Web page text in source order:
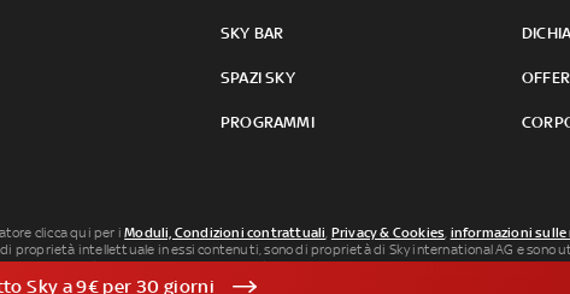
SKY BAR
SPAZI SKY
PROGRAMMI
clicca qui per iModuli, Condizioni contrattuali, Privacy & Cookies, informazioni
proprietà intellettuale in essi contenuti, sono di proprietà di Sky international AG e sono
SkyTG24: ISSN 3035-1537 e SkySport: ISSN 3035-1545.Segnalazione Abusi
Sky a 9€ per 30 giorni